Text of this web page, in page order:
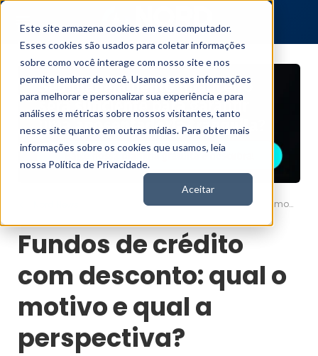
Este site armazena cookies em seu computador.
Esses cookies são usados para coletar informações
sobre como você interage com nosso site e nos
permite lembrar de você. Usamos essas informações
para melhorar e personalizar sua experiência e para
análises e métricas sobre nossos visitantes, tanto
nesse site quanto em outras mídias. Para obter mais
informações sobre os cookies que usamos, leia
nossa Política de Privacidade.
Aceitar
Fundos de crédito com desconto: qual o motivo e qual a perspectiva?
Fundos de crédito
com desconto: qual o
motivo e qual a
perspectiva?